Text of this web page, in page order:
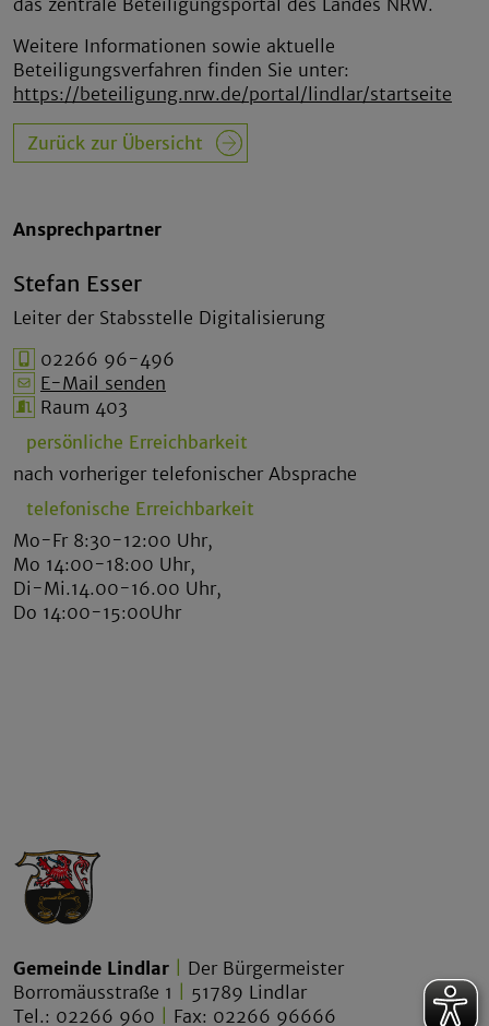
Weitere Informationen sowie aktuelle
Beteiligungsverfahren finden Sie unter:
https://beteiligung.nrw.de/portal/lindlar/startseite
Zurück zur Übersicht
Ansprechpartner
Stefan Esser
Leiter der Stabsstelle Digitalisierung
02266 96-496
E-Mail senden
Raum 403
persönliche Erreichbarkeit
nach vorheriger telefonischer Absprache
telefonische Erreichbarkeit
Mo-Fr 8:30-12:00 Uhr,
Mo 14:00-18:00 Uhr,
Di-Mi.14.00-16.00 Uhr,
Do 14:00-15:00Uhr
Gemeinde Lindlar
Der Bürgermeister
Borromäusstraße 1
51789 Lindlar
Tel.: 02266 960
Fax: 02266 96666